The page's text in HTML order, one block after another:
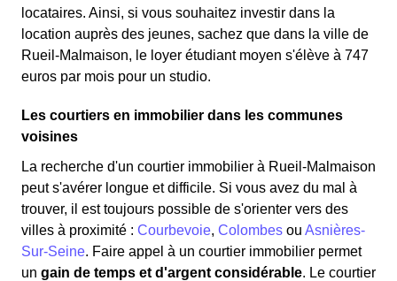
locataires. Ainsi, si vous souhaitez investir dans la
location auprès des jeunes, sachez que dans la ville de
Rueil-Malmaison, le loyer étudiant moyen s'élève à 747
euros par mois pour un studio.
Les courtiers en immobilier dans les communes
voisines
La recherche d'un courtier immobilier à Rueil-Malmaison
peut s'avérer longue et difficile. Si vous avez du mal à
trouver, il est toujours possible de s'orienter vers des
villes à proximité : Courbevoie, Colombes ou Asnières-
Sur-Seine. Faire appel à un courtier immobilier permet
un gain de temps et d'argent considérable. Le courtier